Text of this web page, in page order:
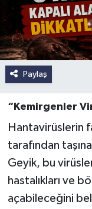
Paylaş
“Kemirgenler
Hantavirüslerin
tarafından
Geyik, bu
hastalıkları ve
açabileceğini